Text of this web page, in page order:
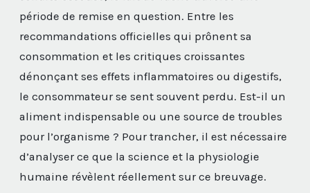
période de remise en question. Entre les
recommandations officielles qui prônent sa
consommation et les critiques croissantes
dénonçant ses effets inflammatoires ou digestifs,
le consommateur se sent souvent perdu. Est-il un
aliment indispensable ou une source de troubles
pour l’organisme ? Pour trancher, il est nécessaire
d’analyser ce que la science et la physiologie
humaine révèlent réellement sur ce breuvage.